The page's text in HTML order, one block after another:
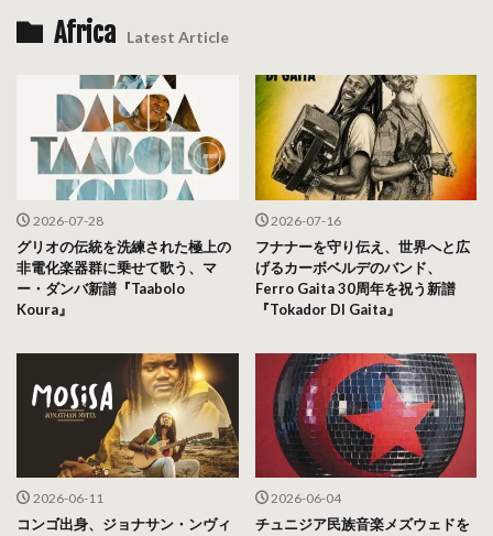
Africa Latest Article
2026-07-28
グリオの伝統を洗練された極上の
非電化楽器群に乗せて歌う、マ
ー・ダンバ新譜『Taabolo
Koura』
2026-07-16
フナナーを守り伝え、世界へと広
げるカーボベルデのバンド、
Ferro Gaita 30周年を祝う新譜
『Tokador DI Gaita』
2026-06-11
コンゴ出身、ジョナサン・ンヴィ
2026-06-04
チュニジア民族音楽メズウェドを